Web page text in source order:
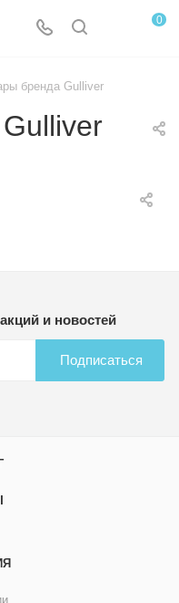
0
бренда Gulliver
и новостей
Подписаться